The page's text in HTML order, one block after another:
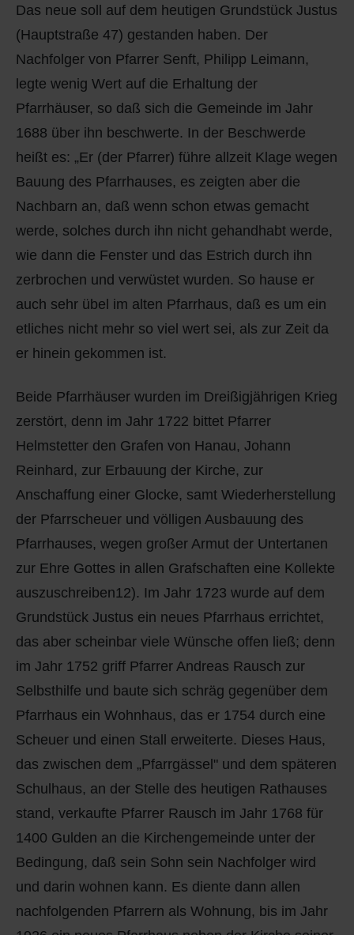
Das neue soll auf dem heutigen Grundstück Justus
(Hauptstraße 47) gestanden haben. Der
Nachfolger von Pfarrer Senft, Philipp Leimann,
legte wenig Wert auf die Erhaltung der
Pfarrhäuser, so daß sich die Gemeinde im Jahr
1688 über ihn beschwerte. In der Beschwerde
heißt es: „Er (der Pfarrer) führe allzeit Klage wegen
Bauung des Pfarrhauses, es zeigten aber die
Nachbarn an, daß wenn schon etwas gemacht
werde, solches durch ihn nicht gehandhabt werde,
wie dann die Fenster und das Estrich durch ihn
zerbrochen und verwüstet wurden. So hause er
auch sehr übel im alten Pfarrhaus, daß es um ein
etliches nicht mehr so viel wert sei, als zur Zeit da
er hinein gekommen ist.
Beide Pfarrhäuser wurden im Dreißigjährigen Krieg
zerstört, denn im Jahr 1722 bittet Pfarrer
Helmstetter den Grafen von Hanau, Johann
Reinhard, zur Erbauung der Kirche, zur
Anschaffung einer Glocke, samt Wiederherstellung
der Pfarrscheuer und völligen Ausbauung des
Pfarrhauses, wegen großer Armut der Untertanen
zur Ehre Gottes in allen Grafschaften eine Kollekte
auszuschreiben12). Im Jahr 1723 wurde auf dem
Grundstück Justus ein neues Pfarrhaus errichtet,
das aber scheinbar viele Wünsche offen ließ; denn
im Jahr 1752 griff Pfarrer Andreas Rausch zur
Selbsthilfe und baute sich schräg gegenüber dem
Pfarrhaus ein Wohnhaus, das er 1754 durch eine
Scheuer und einen Stall erweiterte. Dieses Haus,
das zwischen dem „Pfarrgässel" und dem späteren
Schulhaus, an der Stelle des heutigen Rathauses
stand, verkaufte Pfarrer Rausch im Jahr 1768 für
1400 Gulden an die Kirchengemeinde unter der
Bedingung, daß sein Sohn sein Nachfolger wird
und darin wohnen kann. Es diente dann allen
nachfolgenden Pfarrern als Wohnung, bis im Jahr